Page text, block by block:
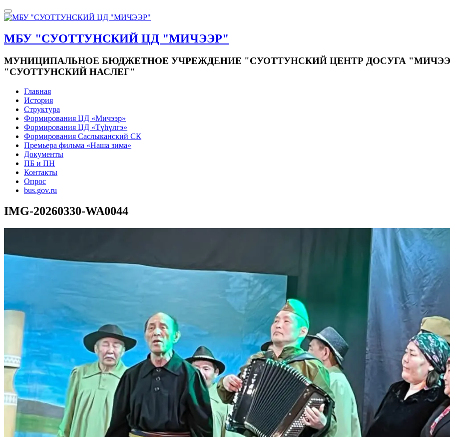
МБУ "СУОТТУНСКИЙ ЦД "МИЧЭЭР"
МУНИЦИПАЛЬНОЕ БЮДЖЕТНОЕ УЧРЕЖДЕНИЕ "СУОТТУНСКИЙ ЦЕНТР ДОСУГА
"СУОТТУНСКИЙ НАСЛЕГ"
Главная
История
Структура
Формирования ЦД «Мичээр»
Формирования ЦД «Түһүлгэ»
Формирования Саслыканский СК
Премьера фильма «Наша зима»
Документы
ПБ и ПН
Контакты
Опрос
bus.gov.ru
IMG-20260330-WA0044